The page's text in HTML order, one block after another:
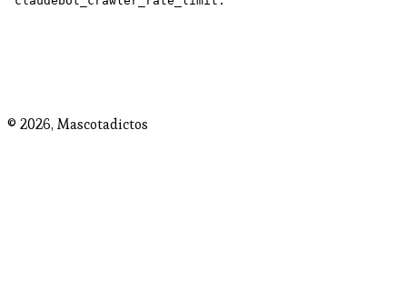
© 2026, Mascotadictos